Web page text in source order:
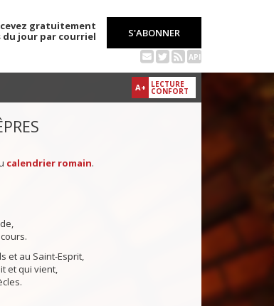
gratuitement
du jour par courriel
S'ABONNER
API
A+ LECTURE
CONFORT
calendrier romain.
et au Saint-Esprit,
et qui vient,